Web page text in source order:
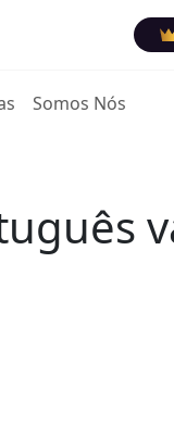
Somos Nós